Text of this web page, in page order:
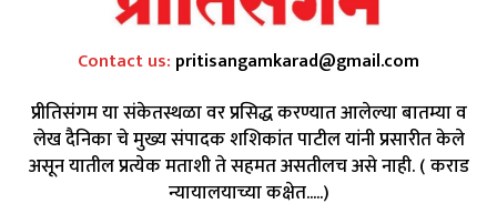
Contact us: pritisangamkarad@gmail.com
प्रीतिसंगम या संकेतस्थळा वर प्रसिद्ध करण्यात आलेल्या बातम्या व
लेख दैनिका चे मुख्य संपादक शशिकांत पाटील यांनी प्रसारीत केले
असून यातील प्रत्येक मताशी ते सहमत असतीलच असे नाही. ( कराड
न्यायालयाच्या कक्षेत.....)